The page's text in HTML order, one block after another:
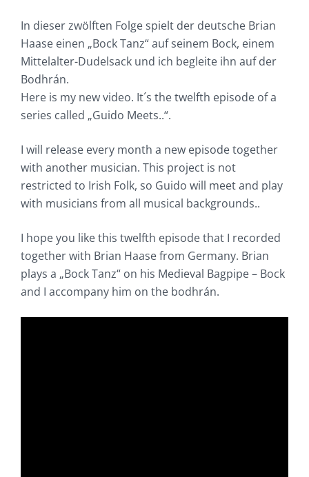
In dieser zwölften Folge spielt der deutsche Brian
Haase einen „Bock Tanz“ auf seinem Bock, einem
Mittelalter-Dudelsack und ich begleite ihn auf der
Bodhrán.
Here is my new video. It´s the twelfth episode of a
series called „Guido Meets..“.
I will release every month a new episode together
with another musician. This project is not
restricted to Irish Folk, so Guido will meet and play
with musicians from all musical backgrounds..
I hope you like this twelfth episode that I recorded
together with Brian Haase from Germany. Brian
plays a „Bock Tanz“ on his Medieval Bagpipe – Bock
and I accompany him on the bodhrán.